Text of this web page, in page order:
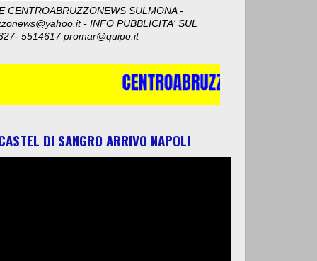
CENTROABRUZZONEWS SULMONA -
- INFO PUBBLICITA' SUL
5514617 promar@quipo.it
DI SANGRO ARRIVO NAPOLI